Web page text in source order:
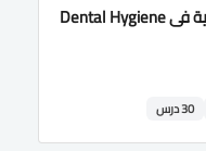
كورس ودورة تدريبية فى Dental Hygiene
30 درس